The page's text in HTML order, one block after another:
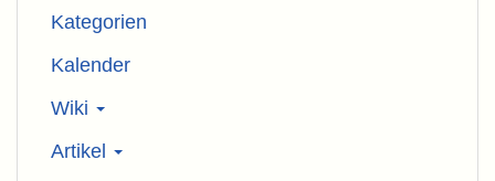
Kategorien
Kalender
Wiki
Artikel